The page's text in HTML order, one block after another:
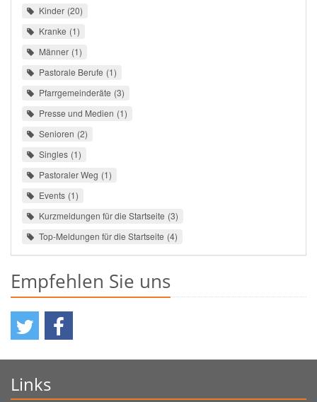
Kinder 20
Kranke 1
Männer 1
Pastorale Berufe 1
Pfarrgemeinderäte 3
Presse und Medien 1
Senioren 2
Singles 1
Pastoraler Weg 1
Events 1
Kurzmeldungen für die Startseite 3
Top-Meldungen für die Startseite 4
Empfehlen Sie uns
Links